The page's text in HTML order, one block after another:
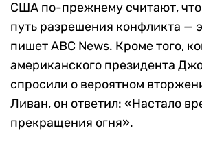
США по-прежнему считают,
путь разрешения конфликта —
пишет ABC News. Кроме того,
американского президента
спросили о вероятном
Ливан, он ответил: «Настало
прекращения огня».